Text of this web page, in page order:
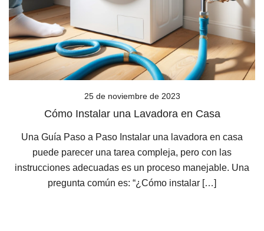
25 de noviembre de 2023
Cómo Instalar una Lavadora en Casa
Una Guía Paso a Paso Instalar una lavadora en casa
puede parecer una tarea compleja, pero con las
instrucciones adecuadas es un proceso manejable. Una
pregunta común es: “¿Cómo instalar […]